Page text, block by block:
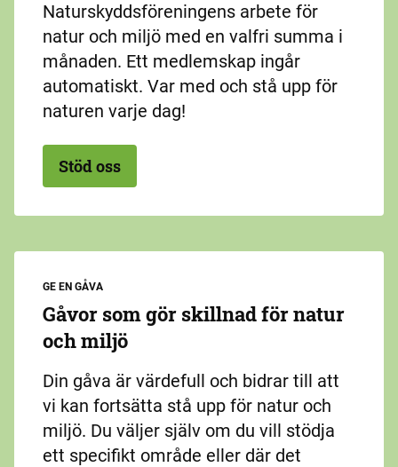
Naturskyddsföreningens arbete för
natur och miljö med en valfri summa i
månaden. Ett medlemskap ingår
automatiskt. Var med och stå upp för
naturen varje dag!
Stöd oss
GE EN GÅVA
Gåvor som gör skillnad för natur
och miljö
Din gåva är värdefull och bidrar till att
vi kan fortsätta stå upp för natur och
miljö. Du väljer själv om du vill stödja
ett specifikt område eller där det